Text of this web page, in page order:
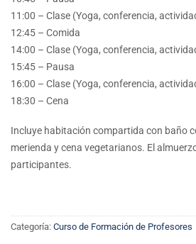
11:00 – Clase (Yoga, conferencia,
12:45 – Comida
14:00 – Clase (Yoga, conferencia,
15:45 – Pausa
16:00 – Clase (Yoga, conferencia,
18:30 – Cena
Incluye habitación compartida con baño
merienda y cena vegetarianos. El
participantes.
Categoría: Curso de Formación de Profesores